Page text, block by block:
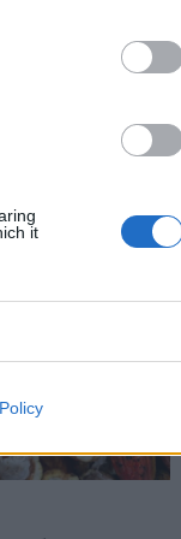
it